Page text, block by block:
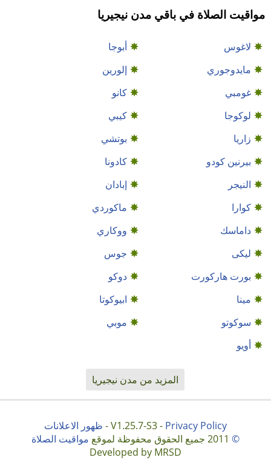
مواقيت الصلاة في باقي مدن نيجيريا
لاغوس
أبوجا
مايدوجوري
إلورين
غومبي
كانو
لوكوجا
كيبي
زاريا
بوتشي
بيرنين كودو
كادونا
النيجر
إبادان
كوارا
ماكوردي
داماسك
ووكاري
ليكى
جوس
بورت هاركورت
دوكو
مينا
ابيوكوتا
سوكوتو
موبي
أويو
المزيد من مدن نيجيريا
V1.25.7-S3 - Privacy Policy
- ظهور الاعلانات
©
مواقيت الصلاة
Developed by MRSD